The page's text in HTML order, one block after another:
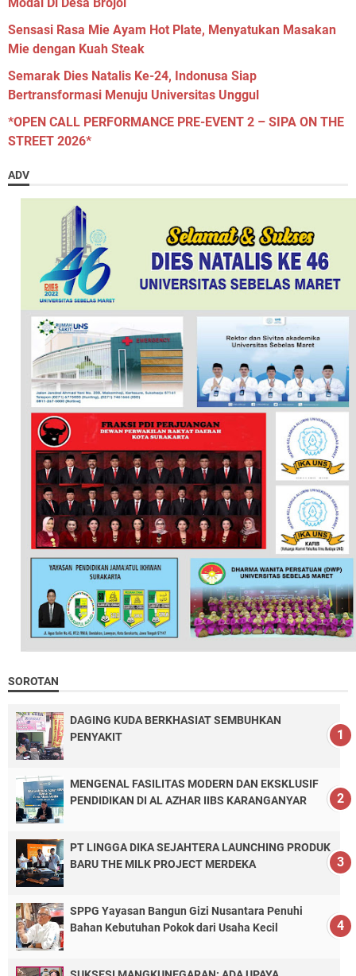
Sensasi Rasa Mie Ayam Hot Plate, Menyatukan Masakan
Mie dengan Kuah Steak
Semarak Dies Natalis Ke-24, Indonusa Siap
Bertransformasi Menuju Universitas Unggul
*OPEN CALL PERFORMANCE PRE-EVENT 2 – SIPA ON THE
STREET 2026*
ADV
SOROTAN
DAGING KUDA BERKHASIAT SEMBUHKAN
PENYAKIT
MENGENAL FASILITAS MODERN DAN EKSKLUSIF
PENDIDIKAN DI AL AZHAR IIBS KARANGANYAR
PT LINGGA DIKA SEJAHTERA LAUNCHING PRODUK
BARU THE MILK PROJECT MERDEKA
SPPG Yayasan Bangun Gizi Nusantara Penuhi
Bahan Kebutuhan Pokok dari Usaha Kecil